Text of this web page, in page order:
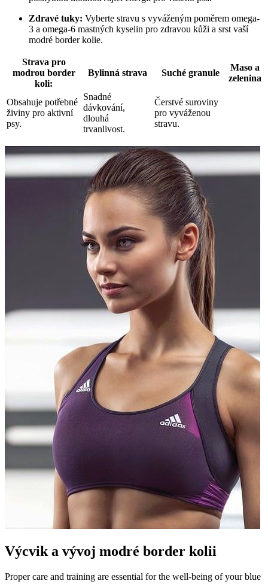
Zdravé tuky: Vyberte stravu s vyváženým poměrem omega-
3 a omega-6 mastných kyselin pro zdravou kůži a srst vaší
modré border kolie.
Strava pro
modrou border
koli:
Bylinná strava Suché granule
Maso a
zelenina
Obsahuje potřebné
živiny pro aktivní
psy.
Snadné
dávkování,
dlouhá
trvanlivost.
Čerstvé suroviny
pro vyváženou
stravu.
Výcvik a vývoj modré border kolii
Proper care and training are essential for the well-being of your blue